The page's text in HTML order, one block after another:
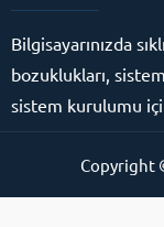
Bilgisayarınızda
bozuklukları,
sistem kurulumu
Copyright